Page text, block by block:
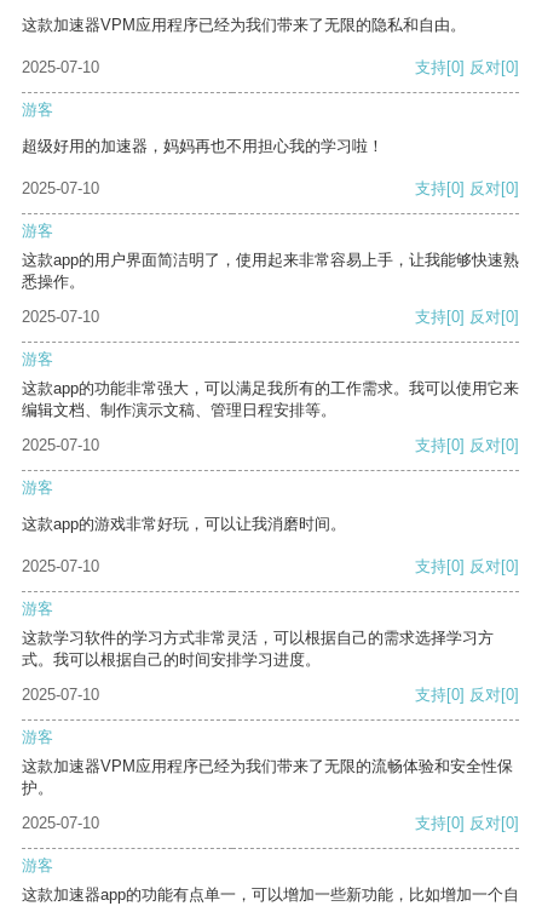
这款加速器VPM应用程序已经为我们带来了无限的隐私和自由。
2025-07-10 支持[0] 反对[0]
游客
超级好用的加速器，妈妈再也不用担心我的学习啦！
2025-07-10 支持[0] 反对[0]
游客
这款app的用户界面简洁明了，使用起来非常容易上手，让我能够快速熟
悉操作。
2025-07-10
支持[0] 反对[0]
游客
这款app的功能非常强大，可以满足我所有的工作需求。我可以使用它来
编辑文档、制作演示文稿、管理日程安排等。
2025-07-10
支持[0] 反对[0]
游客
这款app的游戏非常好玩，可以让我消磨时间。
2025-07-10 支持[0] 反对[0]
游客
这款学习软件的学习方式非常灵活，可以根据自己的需求选择学习方
式。我可以根据自己的时间安排学习进度。
2025-07-10
支持[0] 反对[0]
游客
这款加速器VPM应用程序已经为我们带来了无限的流畅体验和安全性保
护。
2025-07-10
支持[0] 反对[0]
游客
这款加速器app的功能有点单一，可以增加一些新功能，比如增加一个自